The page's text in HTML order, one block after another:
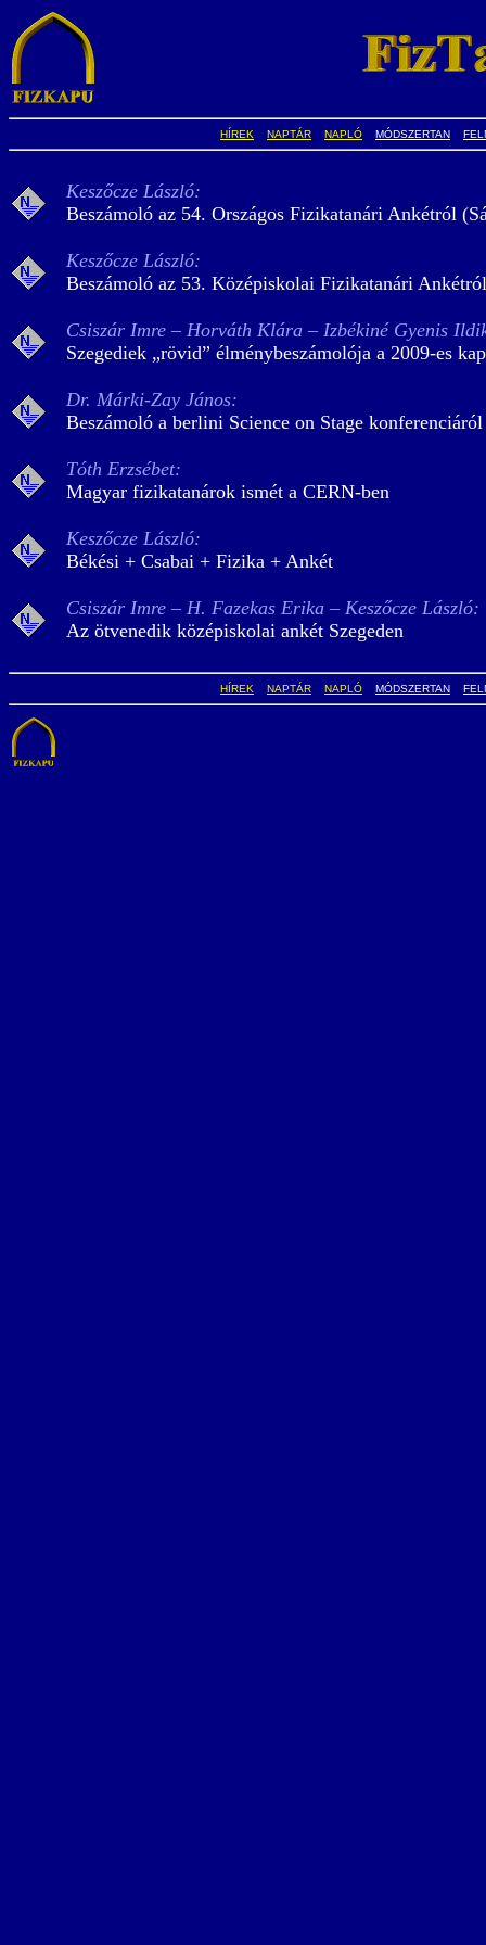
HÍREK NAPTÁR NAPLÓ MÓDSZERTAN
Keszőcze László:
Beszámoló az 54. Országos Fizikatanári Ankétról
Keszőcze László:
Beszámoló az 53. Középiskolai Fizikatanári
Csiszár Imre – Horváth Klára – Izbékiné Gyenis
Szegediek „rövid” élménybeszámolója a 2009-es
Dr. Márki-Zay János:
Beszámoló a berlini Science on Stage
Tóth Erzsébet:
Magyar fizikatanárok ismét a CERN-ben
Keszőcze László:
Békési + Csabai + Fizika + Ankét
Csiszár Imre – H. Fazekas Erika – Keszőcze László:
Az ötvenedik középiskolai ankét Szegeden
HÍREK NAPTÁR NAPLÓ MÓDSZERTAN